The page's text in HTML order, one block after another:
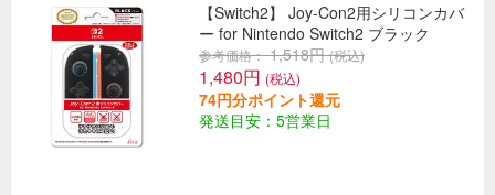
【Switch2】 Joy-Con2用シリコンカバ
ー for Nintendo Switch2 ブラック
参考価格： 1,518円(税込)
1,480円 (税込)
74円分ポイント還元
発送目安：5営業日